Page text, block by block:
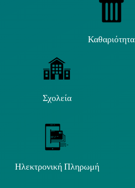
Καθαριότητα
Σχολεία
Ηλεκτρονική Πληρωμή